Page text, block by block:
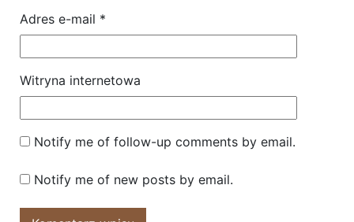
Adres e-mail *
Witryna internetowa
Notify me of follow-up comments by email.
Notify me of new posts by email.